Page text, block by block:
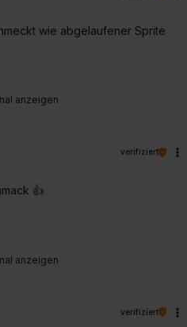
anzeigen
wie abgelaufener Sprite
anzeigen
verifiziert
👍️
verifiziert